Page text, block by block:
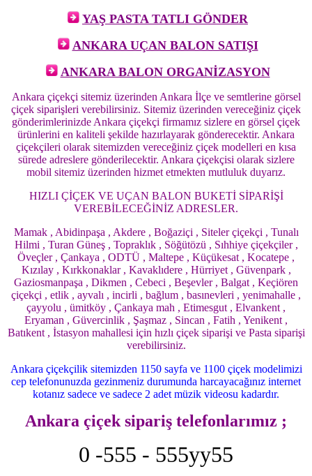
YAŞ PASTA TATLI GÖNDER
ANKARA UÇAN BALON SATIŞI
ANKARA BALON ORGANİZASYON
Ankara çiçekçi sitemiz üzerinden Ankara İlçe ve semtlerine görsel
çiçek siparişleri verebilirsiniz. Sitemiz üzerinden vereceğiniz çiçek
gönderimlerinizde Ankara çiçekçi firmamız sizlere en görsel çiçek
ürünlerini en kaliteli şekilde hazırlayarak gönderecektir. Ankara
çiçekçileri olarak sitemizden vereceğiniz çiçek modelleri en kısa
sürede adreslere gönderilecektir. Ankara çiçekçisi olarak sizlere
mobil sitemiz üzerinden hizmet etmekten mutluluk duyarız.
HIZLI ÇİÇEK VE UÇAN BALON BUKETİ SİPARİŞİ
VEREBİLECEĞİNİZ ADRESLER.
Mamak , Abidinpaşa , Akdere , Boğaziçi , Siteler çiçekçi , Tunalı
Hilmi , Turan Güneş , Topraklık , Söğütözü , Sıhhiye çiçekçiler ,
Öveçler , Çankaya , ODTÜ , Maltepe , Küçükesat , Kocatepe ,
Kızılay , Kırkkonaklar , Kavaklıdere , Hürriyet , Güvenpark ,
Gaziosmanpaşa , Dikmen , Cebeci , Beşevler , Balgat , Keçiören
çiçekçi , etlik , ayvalı , incirli , bağlum , basınevleri , yenimahalle ,
çayyolu , ümitköy , Çankaya mah , Etimesgut , Elvankent ,
Eryaman , Güvercinlik , Şaşmaz , Sincan , Fatih , Yenikent ,
Batıkent , İstasyon mahallesi için hızlı çiçek siparişi ve Pasta siparişi
verebilirsiniz.
Ankara çiçekçilik sitemizden 1150 sayfa ve 1100 çiçek modelimizi
cep telefonunuzda gezinmeniz durumunda harcayacağınız internet
kotanız sadece ve sadece 2 adet müzik videosu kadardır.
Ankara çiçek sipariş telefonlarımız ;
0 -555 - 555yy55